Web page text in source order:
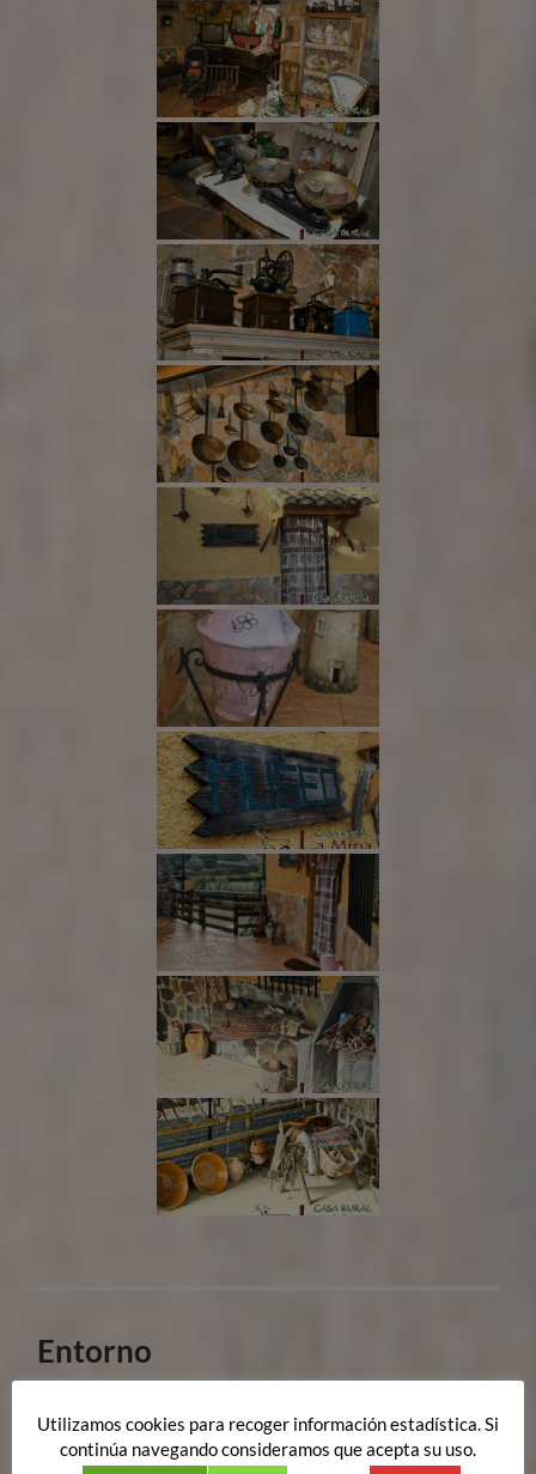
Entorno
Utilizamos cookies para recoger información estadística. Si
continúa navegando consideramos que acepta su uso.